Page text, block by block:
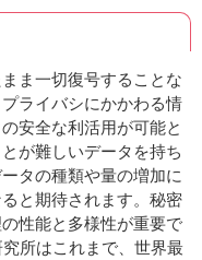
ま一切復号することな
ライバシにかかわる情
安全な利活用が可能と
が難しいデータを持ち
タの種類や量の増加に
と期待されます。秘密
性能と多様性が重要で
所はこれまで、世界最